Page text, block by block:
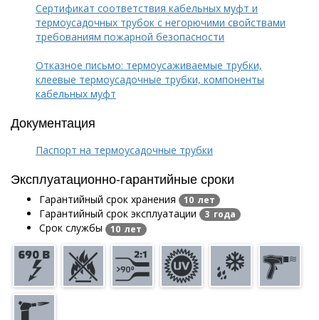
Сертификат соответствия кабельных муфт и
термоусадочных трубок с негорючими свойствами
требованиям пожарной безопасности
Отказное письмо: термоусаживаемые трубки,
клеевые термоусадочные трубки, компоненты
кабельных муфт
Документация
Паспорт на термоусадочные трубки
Эксплуатационно-гарантийные сроки
Гарантийный срок хранения 10 лет
Гарантийный срок эксплуатации 3 года
Срок службы 10 лет